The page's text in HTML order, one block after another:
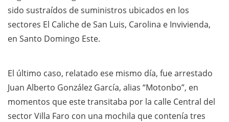
sido sustraídos de suministros ubicados en los
sectores El Caliche de San Luis, Carolina e Invivienda,
en Santo Domingo Este.
El último caso, relatado ese mismo día, fue arrestado
Juan Alberto González García, alias “Motonbo”, en
momentos que este transitaba por la calle Central del
sector Villa Faro con una mochila que contenía tres